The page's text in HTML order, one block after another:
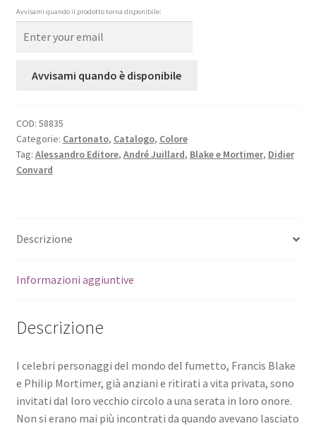
Avvisami quando il prodotto torna disponibile:
Avvisami quando è disponibile
COD: 58835
Categorie: Cartonato, Catalogo, Colore
Tag: Alessandro Editore, André Juillard, Blake e Mortimer, Didier
Convard
Descrizione
Informazioni aggiuntive
Descrizione
I celebri personaggi del mondo del fumetto, Francis Blake
e Philip Mortimer, già anziani e ritirati a vita privata, sono
invitati dal loro vecchio circolo a una serata in loro onore.
Non si erano mai più incontrati da quando avevano lasciato